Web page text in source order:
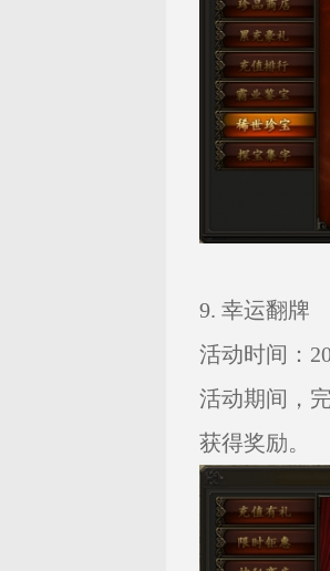
9. 幸运翻牌
活动时间：
活动期间，
获得奖励。